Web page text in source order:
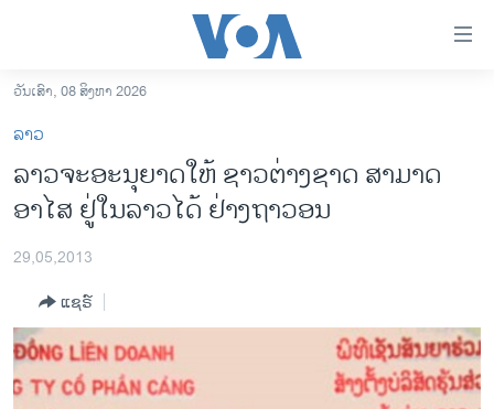
ເຂົ້າ
ຫາ
ຂ້າມ
ຂ້າມ
ຫາ
ອາເມຣິກາ
ການເລືອກຕັ້ງ ປະທານາທີບໍດີ ສະຫະລັດ 2024
ຂ່າວ​ຈີນ
ໂລກ
ເອເຊຍ
ອິດສະຫຼະພາບດ້ານການຂ່າວ
ວັນເສົາ, 08 ສິງຫາ 2026
ລາວ
ລາວຈະອະນຸຍາດໃຫ້ ຊາວຕ່າງຊາດ ສາມາດ
ອາໄສ ຢູ່ໃນລາວໄດ້ ຢ່າງຖາວອນ
29,05,2013
ແຊຣ໌